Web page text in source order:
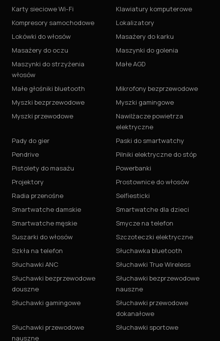
Karty sieciowe Wi-Fi
Klawiatury komputerowe
Kompresory samochodowe
Lokalizatory
Lokówki do włosów
Masażery do karku
Masażery do oczu
Maszynki do golenia
Maszynki do strzyżenia
włosów
Małe AGD
Małe głośniki bluetooth
Mikrofony bezprzewodowe
Myszki bezprzewodowe
Myszki gamingowe
Myszki przewodowe
Nawilżacze powietrza
elektryczne
Pady do gier
Paski do smartwatchy
Pendrive
Pilniki elektryczne do stóp
Pistolety do masażu
Powerbanki
Projektory
Prostownice do włosów
Radia przenośne
Selfiesticki
Smartwatche damskie
Smartwatche dla dzieci
Smartwatche męskie
Smycze na telefon
Suszarki do włosów
Szczoteczki elektryczne
Szkła na telefon
Słuchawka bluetooth
Słuchawki ANC
Słuchawki True Wireless
Słuchawki bezprzewodowe
douszne
Słuchawki bezprzewodowe
nauszne
Słuchawki gamingowe
Słuchawki przewodowe
dokanałowe
Słuchawki przewodowe
nauszne
Słuchawki sportowe